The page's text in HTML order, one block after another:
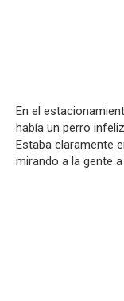
En el
había un perro
Estaba claramente
mirando a la gente